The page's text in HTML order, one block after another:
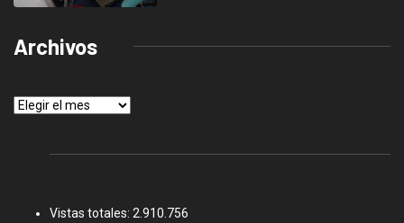
Archivos
Archivos
Vistas totales: 2.910.756